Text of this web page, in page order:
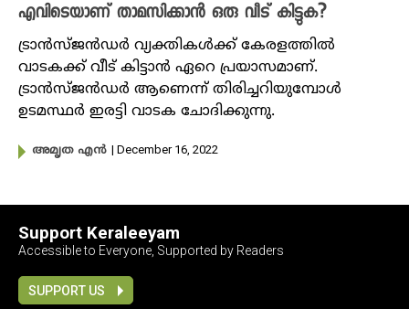
എവിടെയാണ് താമസിക്കാൻ ഒരു വീട് കിട്ടുക?
ട്രാൻസ്‌ജൻഡർ വ്യക്തികൾക്ക് കേരളത്തിൽ
വാടകക്ക് വീട് കിട്ടാൻ ഏറെ പ്രയാസമാണ്.
ട്രാൻസ്ജൻഡർ ആണെന്ന് തിരിച്ചറിയുമ്പോൾ
ഉടമസ്ഥർ ഇരട്ടി വാടക ചോദിക്കുന്നു.
അമൃത എൻ | December 16, 2022
Support Keraleeyam
Accessible to Everyone, Supported by Readers
SUPPORT US